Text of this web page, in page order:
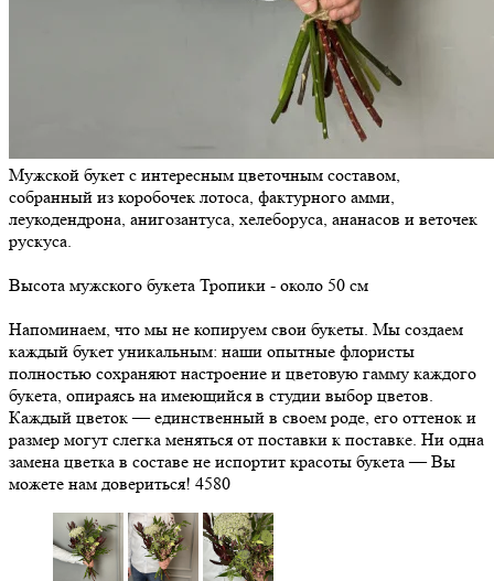
Мужской букет с интересным цветочным составом,
собранный из коробочек лотоса, фактурного амми,
леукодендрона, анигозантуса, хелеборуса, ананасов и веточек
рускуса.
Высота мужского букета Тропики - около 50 см
Напоминаем, что мы не копируем свои букеты. Мы создаем
каждый букет уникальным: наши опытные флористы
полностью сохраняют настроение и цветовую гамму каждого
букета, опираясь на имеющийся в студии выбор цветов.
Каждый цветок — единственный в своем роде, его оттенок и
размер могут слегка меняться от поставки к поставке. Ни одна
замена цветка в составе не испортит красоты букета — Вы
можете нам довериться! 4580